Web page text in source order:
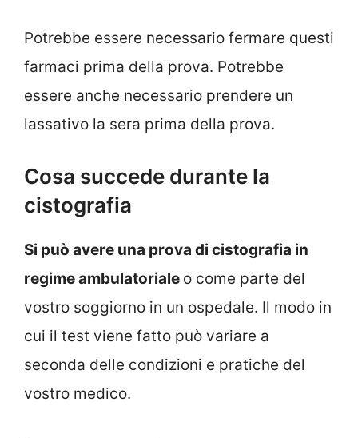
Potrebbe essere necessario fermare questi
farmaci prima della prova. Potrebbe
essere anche necessario prendere un
lassativo la sera prima della prova.
Cosa succede durante la
cistografia
Si può avere una prova di cistografia in
regime ambulatoriale o come parte del
vostro soggiorno in un ospedale. Il modo in
cui il test viene fatto può variare a
seconda delle condizioni e pratiche del
vostro medico.